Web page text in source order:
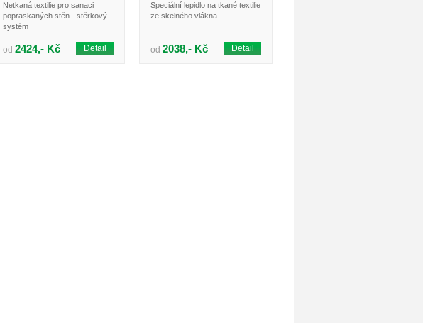
Netkaná textilie pro sanaci
popraskaných stěn - stěrkový
systém
od 2424,- Kč Detail
Speciální lepidlo na tkané textilie
ze skelného vlákna
od 2038,- Kč Detail